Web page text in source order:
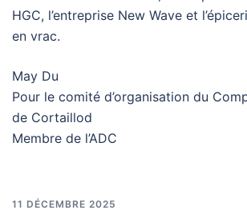
HGC, l’entreprise New Wave et
en vrac.
May Du
Pour le comité d’organisation du
de Cortaillod
Membre de l’ADC
11 DÉCEMBRE 2025